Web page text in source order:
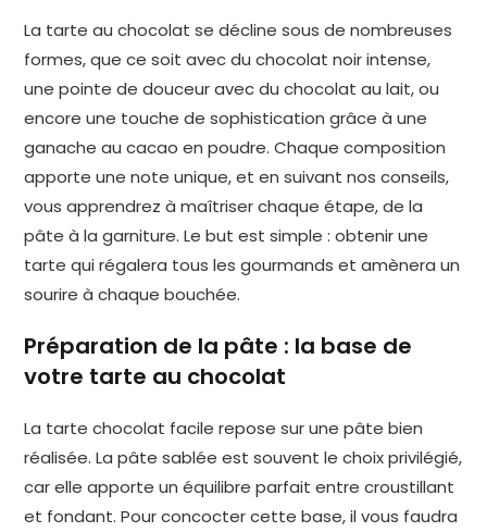
La tarte au chocolat se décline sous de nombreuses
formes, que ce soit avec du chocolat noir intense,
une pointe de douceur avec du chocolat au lait, ou
encore une touche de sophistication grâce à une
ganache au cacao en poudre. Chaque composition
apporte une note unique, et en suivant nos conseils,
vous apprendrez à maîtriser chaque étape, de la
pâte à la garniture. Le but est simple : obtenir une
tarte qui régalera tous les gourmands et amènera un
sourire à chaque bouchée.
Préparation de la pâte : la base de
votre tarte au chocolat
La tarte chocolat facile repose sur une pâte bien
réalisée. La pâte sablée est souvent le choix privilégié,
car elle apporte un équilibre parfait entre croustillant
et fondant. Pour concocter cette base, il vous faudra